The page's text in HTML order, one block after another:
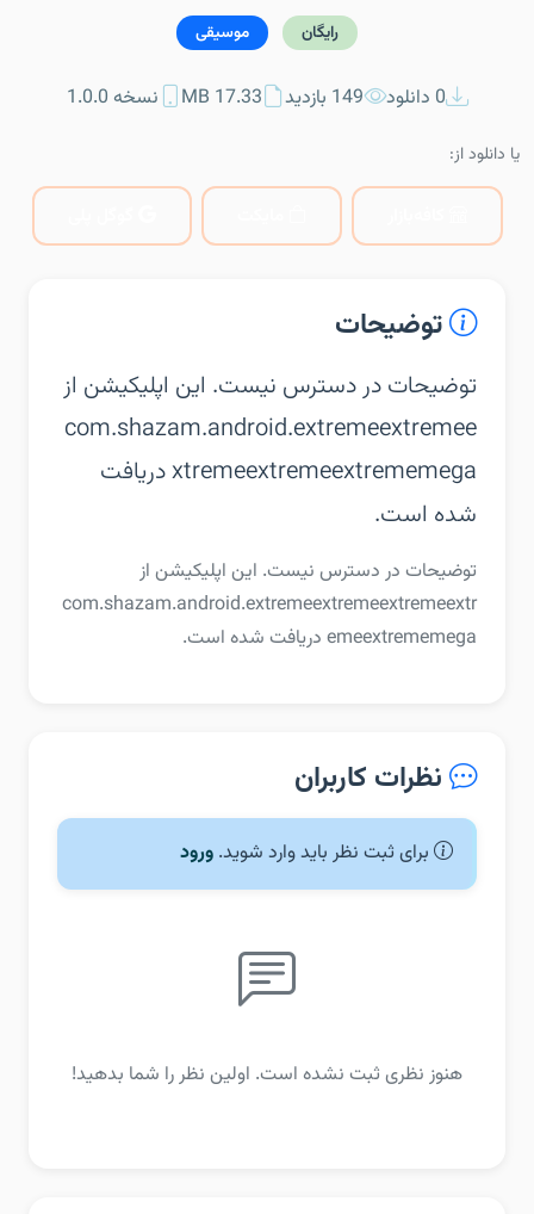
رایگان موسیقی
0 دانلود 149 بازدید 17.33 MB نسخه 1.0.0
یا دانلود از:
توضیحات
توضیحات در دسترس نیست. این اپلیکیشن از
com.shazam.android.extremeextremee
xtremeextremeextrememega دریافت
شده است.
توضیحات در دسترس نیست. این اپلیکیشن از
com.shazam.android.extremeextremeextremeextr
emeextrememega دریافت شده است.
نظرات کاربران
برای ثبت نظر باید وارد شوید. ورود
هنوز نظری ثبت نشده است. اولین نظر را شما بدهید!